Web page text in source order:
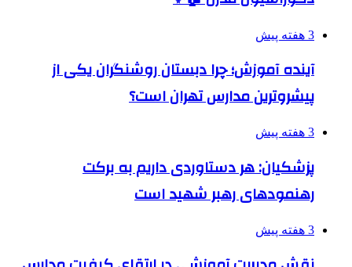
3 هفته پیش
آینده آموزش؛ چرا دبستان روشنگران یکی از
پیشروترین مدارس تهران است؟
3 هفته پیش
پزشکیان: هر دستاوردی داریم به برکت
رهنمودهای رهبر شهید است
3 هفته پیش